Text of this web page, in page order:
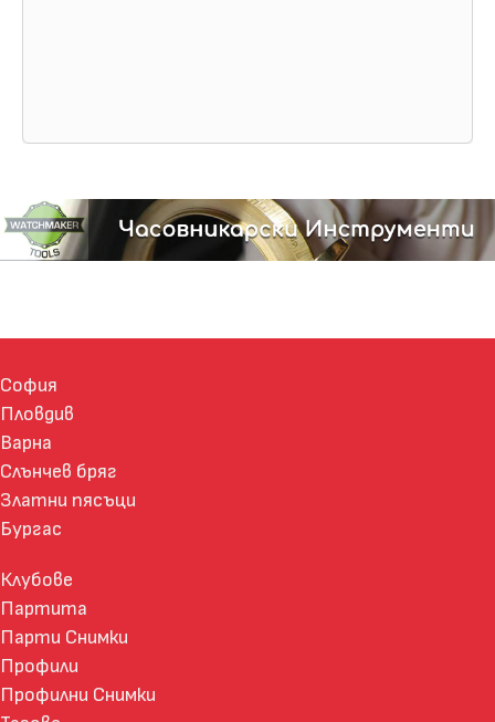
София
Пловдив
Варна
Слънчев бряг
Златни пясъци
Бургас
Клубове
Партита
Парти Снимки
Профили
Профилни Снимки